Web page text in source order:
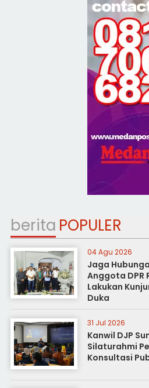
berita POPULER
04 Agu 2026
Jaga
Anggota DPR
Lakukan
Duka
31 Jul 2026
Kanwil DJP
Silaturahmi
Konsultasi